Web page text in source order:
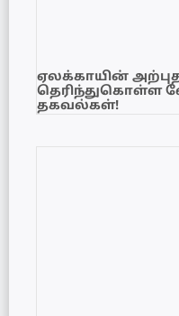
ஏலக்காயின்
தெரிந்துகொள்ள
தகவல்கள்!